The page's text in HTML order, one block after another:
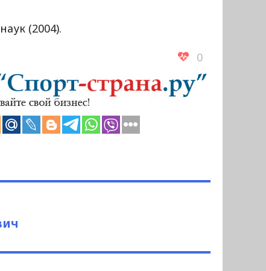
(2004).
0